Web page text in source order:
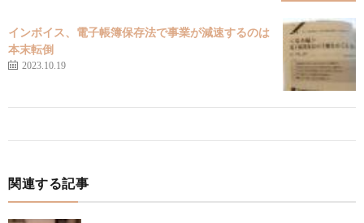
インボイス、電子帳簿保存法で事業が減速するのは
本末転倒
2023.10.19
関連する記事